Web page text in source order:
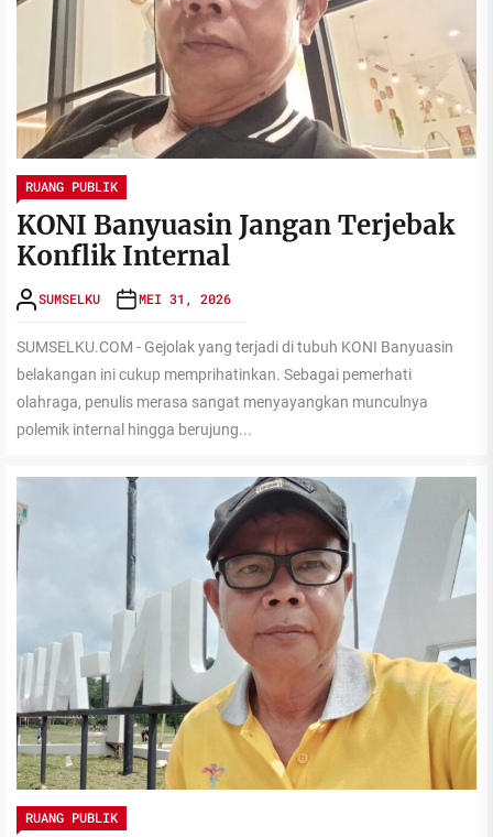
RUANG PUBLIK
KONI Banyuasin Jangan Terjebak
Konflik Internal
SUMSELKU MEI 31, 2026
SUMSELKU.COM - Gejolak yang terjadi di tubuh KONI Banyuasin
belakangan ini cukup memprihatinkan. Sebagai pemerhati
olahraga, penulis merasa sangat menyayangkan munculnya
polemik internal hingga berujung...
RUANG PUBLIK